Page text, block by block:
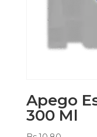
Apego
300 Ml